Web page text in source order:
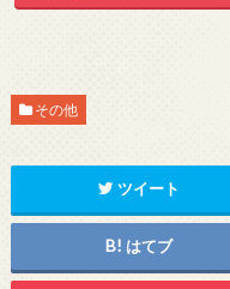
その他
ツイート
はてブ